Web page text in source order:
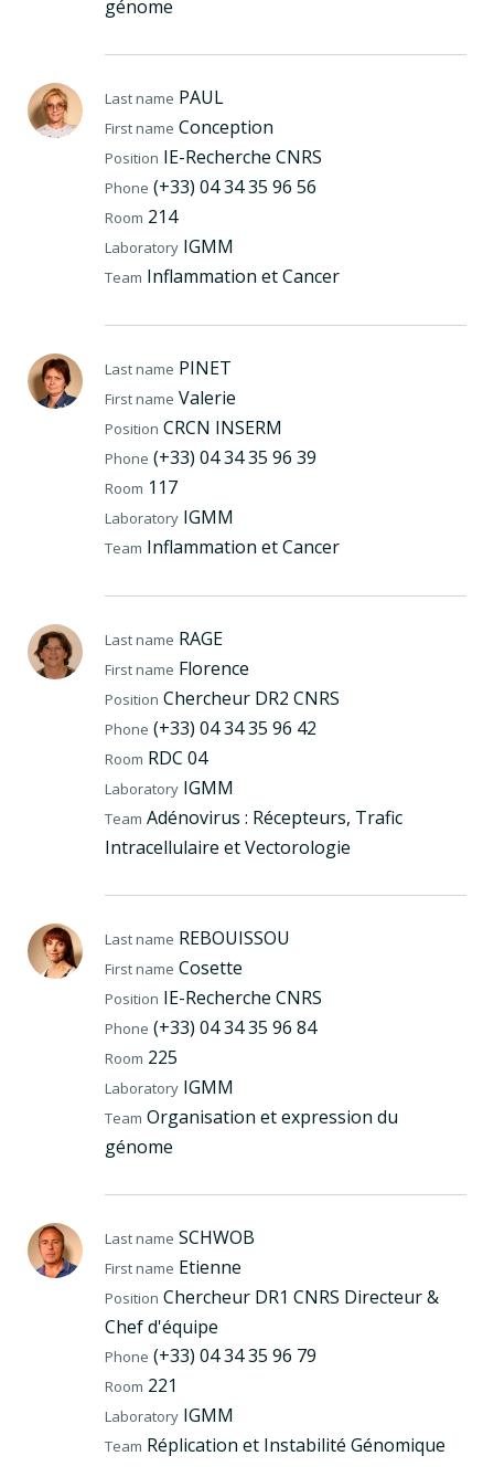
génome
Last name PAUL
First name Conception
Position IE-Recherche CNRS
Phone (+33) 04 34 35 96 56
Room 214
Laboratory IGMM
Team Inflammation et Cancer
Last name PINET
First name Valerie
Position CRCN INSERM
Phone (+33) 04 34 35 96 39
Room 117
Laboratory IGMM
Team Inflammation et Cancer
Last name RAGE
First name Florence
Position Chercheur DR2 CNRS
Phone (+33) 04 34 35 96 42
Room RDC 04
Laboratory IGMM
Team Adénovirus : Récepteurs, Trafic
Intracellulaire et Vectorologie
Last name REBOUISSOU
First name Cosette
Position IE-Recherche CNRS
Phone (+33) 04 34 35 96 84
Room 225
Laboratory IGMM
Team Organisation et expression du
génome
Last name SCHWOB
First name Etienne
Position Chercheur DR1 CNRS Directeur &
Chef d'équipe
Phone (+33) 04 34 35 96 79
Room 221
Laboratory IGMM
Team Réplication et Instabilité Génomique